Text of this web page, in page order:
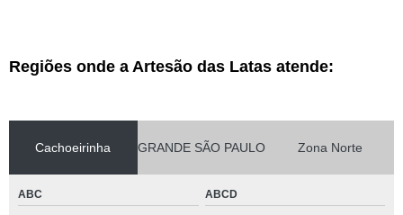
Regiões onde a Artesão das Latas atende:
Cachoeirinha GRANDE SÃO PAULO Zona Norte
ABC ABCD